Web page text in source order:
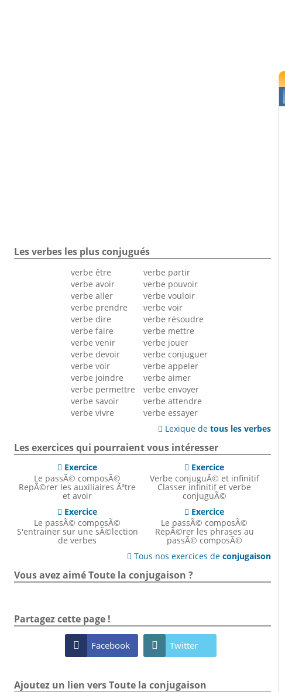
Les verbes les plus conjugués
verbe être
verbe avoir
verbe aller
verbe prendre
verbe dire
verbe faire
verbe venir
verbe devoir
verbe voir
verbe joindre
verbe permettre
verbe savoir
verbe vivre
verbe partir
verbe pouvoir
verbe vouloir
verbe voir
verbe résoudre
verbe mettre
verbe jouer
verbe conjuguer
verbe appeler
verbe aimer
verbe envoyer
verbe attendre
verbe essayer
 Lexique detous les verbes
Les exercices qui pourraient vous intéresser
 Exercice
Le passÃ© composÃ©
RepÃ©rer les auxiliaires Ãªtre
et avoir
 Exercice
Verbe conjuguÃ© et infinitif
Classer infinitif et verbe
conjuguÃ©
 Exercice
Le passÃ© composÃ©
S'entrainer sur une sÃ©lection
de verbes
 Exercice
Le passÃ© composÃ©
RepÃ©rer les phrases au
passÃ© composÃ©
 Tous nos exercices deconjugaison
Vous avez aimé Toute la conjugaison ?
Partagez cette page !
 Facebook  Twitter
Ajoutez un lien vers Toute la conjugaison